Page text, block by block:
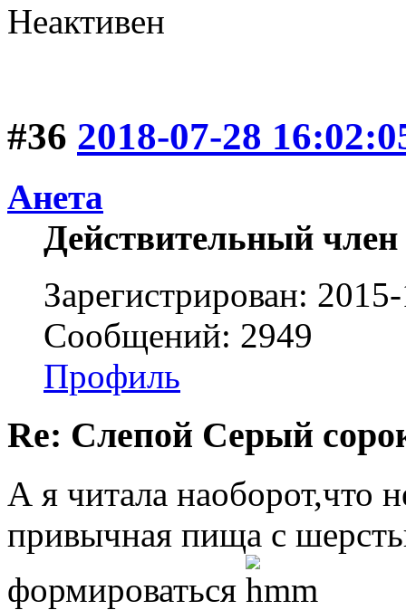
Неактивен
#36 2018-07-28
Анета
Действительный член
Зарегистрирован:
Сообщений: 2949
Профиль
Re: Слепой Серый
А я читала наоборот,что
привычная пища с
формироваться